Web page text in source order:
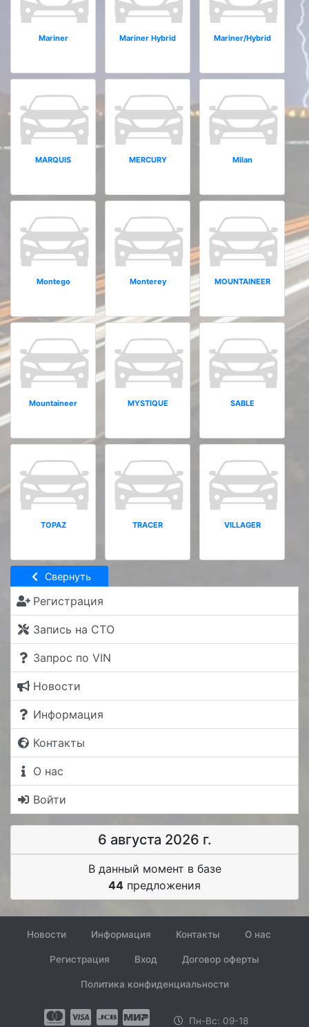
Свернуть
Регистрация
Запись на СТО
Запрос по VIN
Новости
Информация
Контакты
О нас
Войти
6 августа 2026 г.
В данный момент в базе
44 предложения
Mariner Mariner Hybrid Mariner/Hybrid
MARQUIS MERCURY Milan
Montego Monterey MOUNTAINEER
Mountaineer MYSTIQUE SABLE
TOPAZ TRACER VILLAGER
Новости Информация Контакты О нас
Регистрация Вход Договор оферты
Политика конфиденциальности
Пн-Вс: 09-18